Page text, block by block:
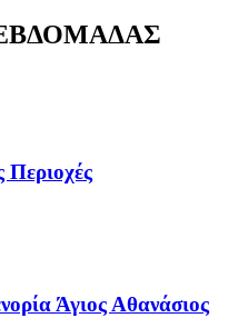
Περιοχές
Άγιος Αθανάσιος